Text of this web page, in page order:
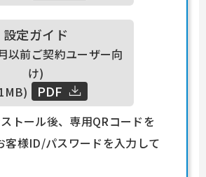
設定ガイド
以前ご契約ユーザー向
け)
PDF
トール後、専用QRコードを
客様ID/パスワードを入力して